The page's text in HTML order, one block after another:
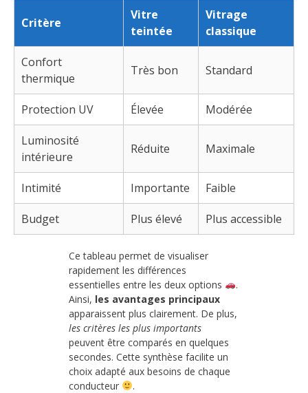
Critère
Vitre
teintée
Vitrage
classique
Confort
thermique
Très bon Standard
Protection UV Élevée Modérée
Luminosité
intérieure
Réduite Maximale
Intimité Importante Faible
Budget Plus élevé Plus accessible
Ce tableau permet de visualiser
rapidement les différences
essentielles entre les deux options
.
Ainsi, les avantages principaux
apparaissent plus clairement. De plus,
les critères les plus importants
peuvent être comparés en quelques
secondes. Cette synthèse facilite un
choix adapté aux besoins de chaque
conducteur
.